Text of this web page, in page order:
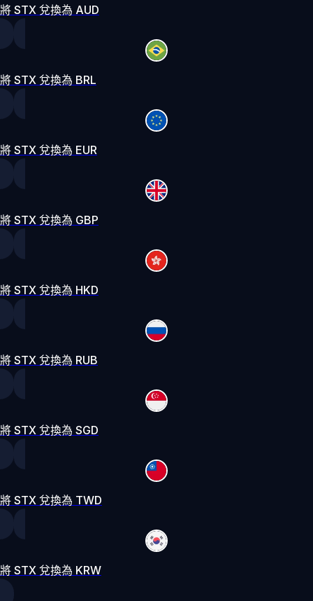
將 STX 兌換為 AUD
將 STX 兌換為 BRL
將 STX 兌換為 EUR
將 STX 兌換為 GBP
將 STX 兌換為 HKD
將 STX 兌換為 RUB
將 STX 兌換為 SGD
將 STX 兌換為 TWD
將 STX 兌換為 KRW